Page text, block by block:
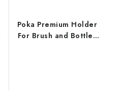
Poka Premium Holder
For Brush and Bottles